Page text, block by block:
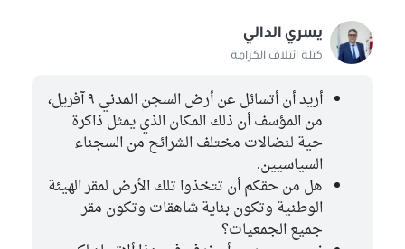
يسري الدالي
كتلة ائتلاف الكرامة
أريد أن أتسائل عن أرض السجن المدني ٩ آفريل،
من المؤسف أن ذلك المكان الذي يمثل ذاكرة
حية لنضالات مختلف الشرائح من السجناء
السياسيين.
هل من حقكم أن تتخذوا تلك الأرض لمقر الهيئة
الوطنية وتكون بناية شاهقات وتكون مقر
جميع الجمعيات؟